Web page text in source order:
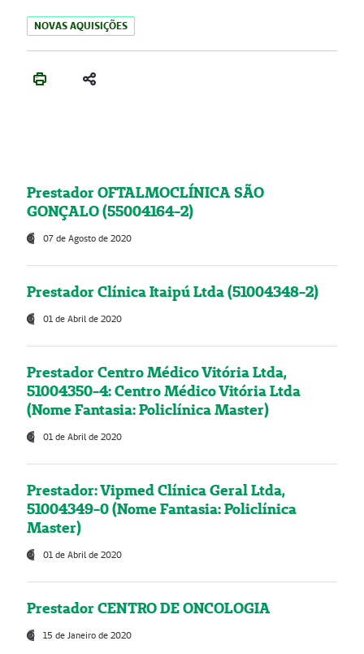
NOVAS AQUISIÇÕES
Prestador OFTALMOCLÍNICA SÃO
GONÇALO (55004164-2)
07 de Agosto de 2020
Prestador Clínica Itaipú Ltda (51004348-2)
01 de Abril de 2020
Prestador Centro Médico Vitória Ltda,
51004350-4: Centro Médico Vitória Ltda
(Nome Fantasia: Policlínica Master)
01 de Abril de 2020
Prestador: Vipmed Clínica Geral Ltda,
51004349-0 (Nome Fantasia: Policlínica
Master)
01 de Abril de 2020
Prestador CENTRO DE ONCOLOGIA
15 de Janeiro de 2020